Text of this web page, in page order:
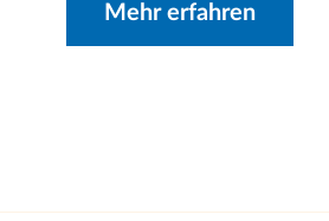
Mehr erfahren